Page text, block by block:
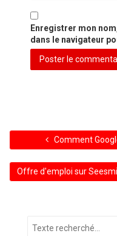
Enregistrer mon
dans le navigateur
Comment
Offre d'emploi sur